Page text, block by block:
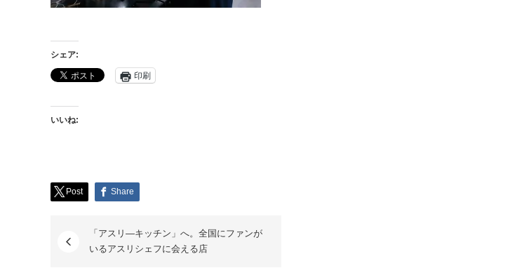
シェア:
印刷
いいね:
Post Share
「アスリ―キッチン」へ。全国にファンが
いるアスリシェフに会える店